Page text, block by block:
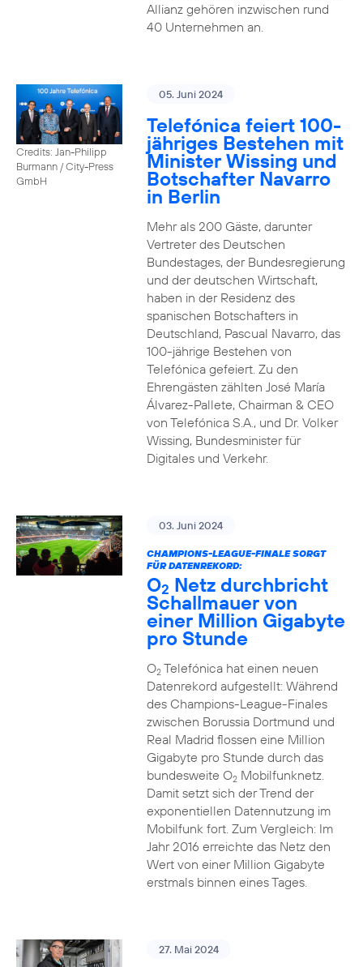
Allianz gehören inzwischen rund
40 Unternehmen an.
Credits: Jan-Philipp
Burmann / City-Press
GmbH
05. Juni 2024
Telefónica feiert 100-
jähriges Bestehen mit
Minister Wissing und
Botschafter Navarro
in Berlin
Mehr als 200 Gäste, darunter
Vertreter des Deutschen
Bundestages, der Bundesregierung
und der deutschen Wirtschaft,
haben in der Residenz des
spanischen Botschafters in
Deutschland, Pascual Navarro, das
100-jährige Bestehen von
Telefónica gefeiert. Zu den
Ehrengästen zählten José María
Álvarez-Pallete, Chairman & CEO
von Telefónica S.A., und Dr. Volker
Wissing, Bundesminister für
Digitales und Verkehr.
03. Juni 2024
CHAMPIONS-LEAGUE-FINALE SORGT
FÜR DATENREKORD:
O2 Netz durchbricht
Schallmauer von
einer Million Gigabyte
pro Stunde
O2Telefónica hat einen neuen
Datenrekord aufgestellt: Während
des Champions-League-Finales
zwischen Borussia Dortmund und
Real Madrid flossen eine Million
Gigabyte pro Stunde durch das
bundesweite O2Mobilfunknetz.
Damit setzt sich der Trend der
exponentiellen Datennutzung im
Mobilfunk fort. Zum Vergleich: Im
Jahr 2016 erreichte das Netz den
Wert von einer Million Gigabyte
erstmals binnen eines Tages.
27. Mai 2024